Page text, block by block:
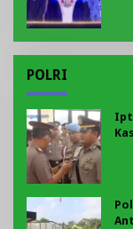
POLRI